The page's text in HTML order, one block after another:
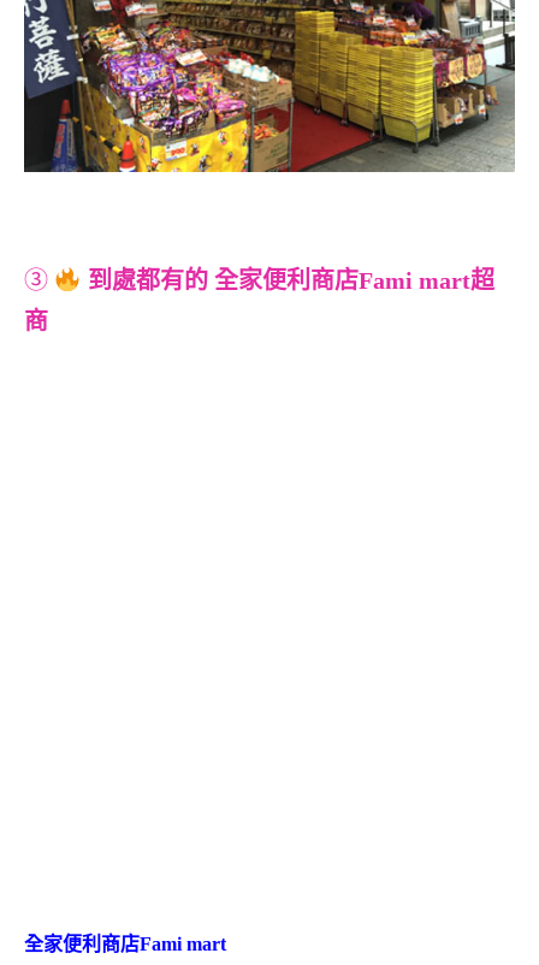
③
到處都有的 全家便利商店Fami mart超
商
全家便利商店Fami mart